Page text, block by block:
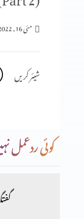
مئی 16, 2022
شیئر کریں
کوئی ردعمل